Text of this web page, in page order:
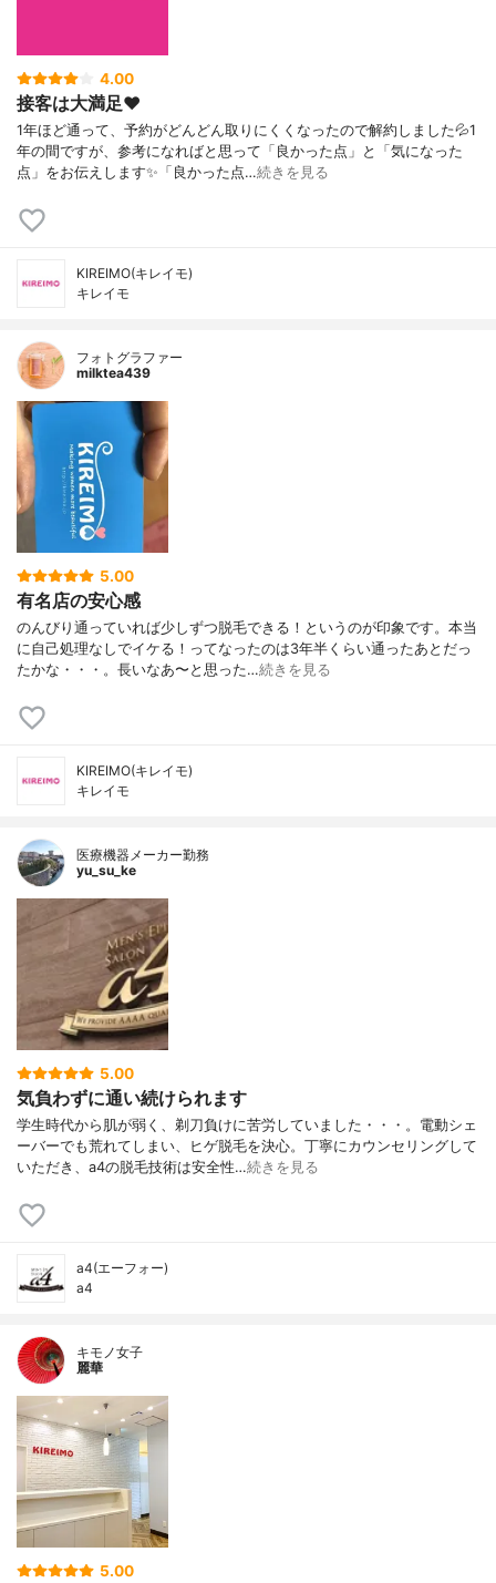
4.00
接客は大満足❤️
1年ほど通って、予約がどんどん取りにくくなったので解約しました💦1
年の間ですが、参考になればと思って「良かった点」と「気になった
点」をお伝えします✨「良かった点…続きを見る
KIREIMO(キレイモ)
キレイモ
フォトグラファー
milktea439
5.00
有名店の安心感
のんびり通っていれば少しずつ脱毛できる！というのが印象です。本当
に自己処理なしでイケる！ってなったのは3年半くらい通ったあとだっ
たかな・・・。長いなあ〜と思った…続きを見る
KIREIMO(キレイモ)
キレイモ
医療機器メーカー勤務
yu_su_ke
5.00
気負わずに通い続けられます
学生時代から肌が弱く、剃刀負けに苦労していました・・・。電動シェ
ーバーでも荒れてしまい、ヒゲ脱毛を決心。丁寧にカウンセリングして
いただき、a4の脱毛技術は安全性…続きを見る
a4(エーフォー)
a4
キモノ女子
麗華
5.00